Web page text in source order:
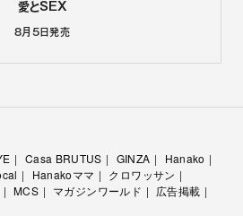
愛とSEX
8月5日発売
Casa BRUTUS GINZA
Hanako
Hanakoママ
クロワッサン
MCS マガジンワールド
広告掲載